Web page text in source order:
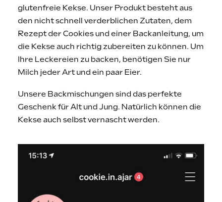
glutenfreie Kekse. Unser Produkt besteht aus
den nicht schnell verderblichen Zutaten, dem
Rezept der Cookies und einer Backanleitung, um
die Kekse auch richtig zubereiten zu können. Um
Ihre Leckereien zu backen, benötigen Sie nur
Milch jeder Art und ein paar Eier.
Unsere Backmischungen sind das perfekte
Geschenk für Alt und Jung. Natürlich können die
Kekse auch selbst vernascht werden.